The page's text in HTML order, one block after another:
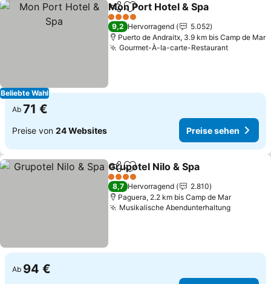
Beliebte Wahl
TeilenZu Favoriten hinzufügen
Mon Port Hotel & Spa
4 Sterne
9,2 Hervorragend
5.052
Puerto de Andraitx, 3.9 km bis Camp de Mar
Gourmet-À-la-carte-Restaurant
Ab 71 €
Preise von 24 Websites Preise sehen
TeilenZu Favoriten hinzufügen
Grupotel Nilo & Spa
4 Sterne
8,7 Hervorragend
2.810
Paguera, 2.2 km bis Camp de Mar
Musikalische Abendunterhaltung
Ab 94 €